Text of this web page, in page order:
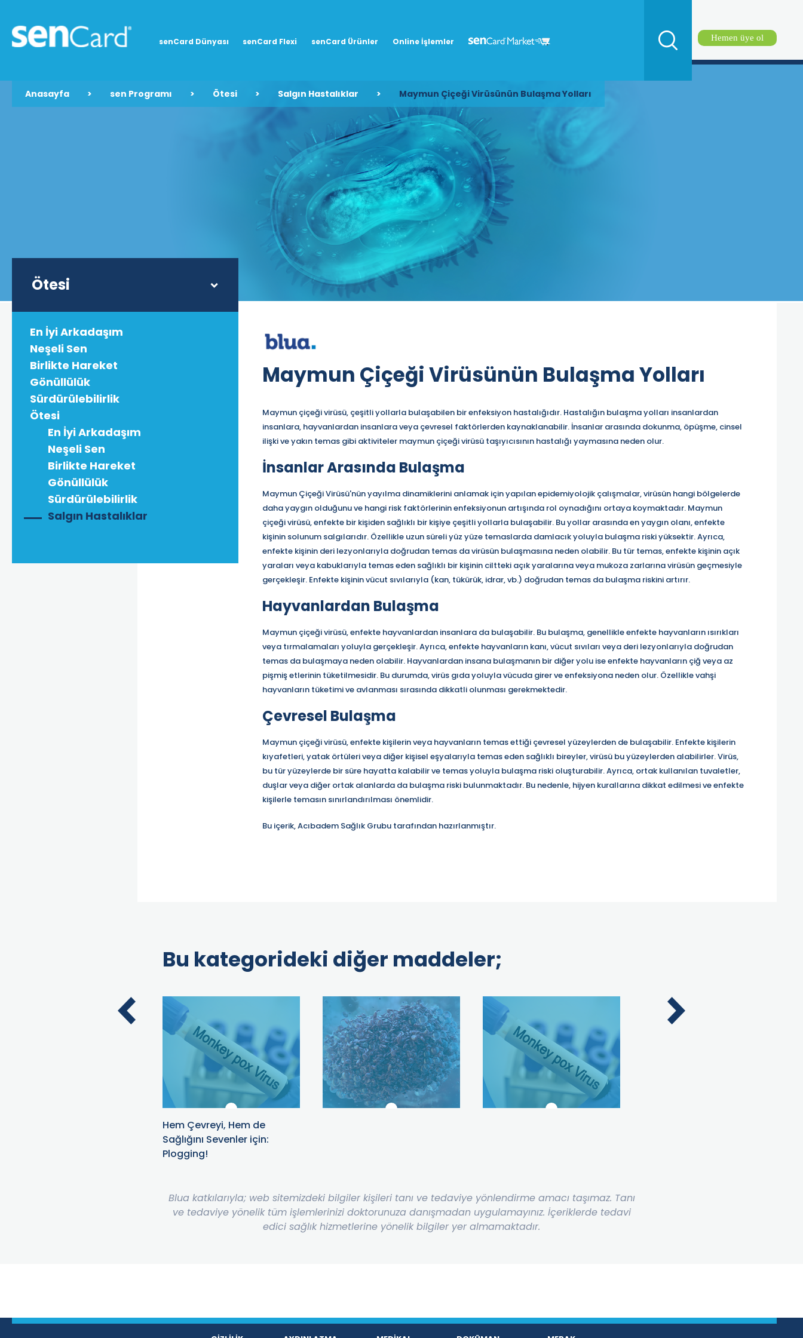
senCard Dünyası senCard Flexi senCard Ürünler Online İşlemler Hemen üye ol
Anasayfa > sen Programı > Ötesi > Salgın Hastalıklar > Maymun Çiçeği Virüsünün Bulaşma Yolları
Ötesi
En İyi Arkadaşım
Neşeli Sen
Birlikte Hareket
Gönüllülük
Sürdürülebilirlik
Ötesi
En İyi Arkadaşım
Neşeli Sen
Birlikte Hareket
Gönüllülük
Sürdürülebilirlik
Salgın Hastalıklar
Maymun Çiçeği Virüsünün Bulaşma Yolları
Maymun çiçeği virüsü, çeşitli yollarla bulaşabilen bir enfeksiyon hastalığıdır. Hastalığın bulaşma yolları insanlardan
insanlara, hayvanlardan insanlara veya çevresel faktörlerden kaynaklanabilir. İnsanlar arasında dokunma, öpüşme, cinsel
ilişki ve yakın temas gibi aktiviteler maymun çiçeği virüsü taşıyıcısının hastalığı yaymasına neden olur.
İnsanlar Arasında Bulaşma
Maymun Çiçeği Virüsü'nün yayılma dinamiklerini anlamak için yapılan epidemiyolojik çalışmalar, virüsün hangi bölgelerde
daha yaygın olduğunu ve hangi risk faktörlerinin enfeksiyonun artışında rol oynadığını ortaya koymaktadır. Maymun
çiçeği virüsü, enfekte bir kişiden sağlıklı bir kişiye çeşitli yollarla bulaşabilir. Bu yollar arasında en yaygın olanı, enfekte
kişinin solunum salgılarıdır. Özellikle uzun süreli yüz yüze temaslarda damlacık yoluyla bulaşma riski yüksektir. Ayrıca,
enfekte kişinin deri lezyonlarıyla doğrudan temas da virüsün bulaşmasına neden olabilir. Bu tür temas, enfekte kişinin açık
yaraları veya kabuklarıyla temas eden sağlıklı bir kişinin ciltteki açık yaralarına veya mukoza zarlarına virüsün geçmesiyle
gerçekleşir. Enfekte kişinin vücut sıvılarıyla (kan, tükürük, idrar, vb.) doğrudan temas da bulaşma riskini artırır.
Hayvanlardan Bulaşma
Maymun çiçeği virüsü, enfekte hayvanlardan insanlara da bulaşabilir. Bu bulaşma, genellikle enfekte hayvanların ısırıkları
veya tırmalamaları yoluyla gerçekleşir. Ayrıca, enfekte hayvanların kanı, vücut sıvıları veya deri lezyonlarıyla doğrudan
temas da bulaşmaya neden olabilir. Hayvanlardan insana bulaşmanın bir diğer yolu ise enfekte hayvanların çiğ veya az
pişmiş etlerinin tüketilmesidir. Bu durumda, virüs gıda yoluyla vücuda girer ve enfeksiyona neden olur. Özellikle vahşi
hayvanların tüketimi ve avlanması sırasında dikkatli olunması gerekmektedir.
Çevresel Bulaşma
Maymun çiçeği virüsü, enfekte kişilerin veya hayvanların temas ettiği çevresel yüzeylerden de bulaşabilir. Enfekte kişilerin
kıyafetleri, yatak örtüleri veya diğer kişisel eşyalarıyla temas eden sağlıklı bireyler, virüsü bu yüzeylerden alabilirler. Virüs,
bu tür yüzeylerde bir süre hayatta kalabilir ve temas yoluyla bulaşma riski oluşturabilir. Ayrıca, ortak kullanılan tuvaletler,
duşlar veya diğer ortak alanlarda da bulaşma riski bulunmaktadır. Bu nedenle, hijyen kurallarına dikkat edilmesi ve enfekte
kişilerle temasın sınırlandırılması önemlidir.
Bu içerik, Acıbadem Sağlık Grubu tarafından hazırlanmıştır.
Bu kategorideki diğer maddeler;
Hem Çevreyi, Hem de
Sağlığını Sevenler için:
Plogging!
Blua katkılarıyla; web sitemizdeki bilgiler kişileri tanı ve tedaviye yönlendirme amacı taşımaz. Tanı
ve tedaviye yönelik tüm işlemlerinizi doktorunuza danışmadan uygulamayınız. İçeriklerde tedavi
edici sağlık hizmetlerine yönelik bilgiler yer almamaktadır.